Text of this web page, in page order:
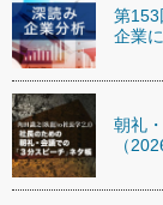
第153
企業
朝礼
（